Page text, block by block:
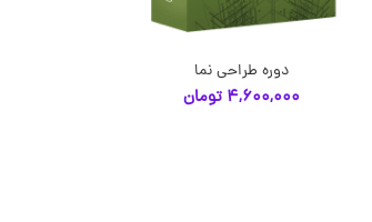
انتخاب گزینه‌ها
دوره طراحی نما
4,600,000 تومان